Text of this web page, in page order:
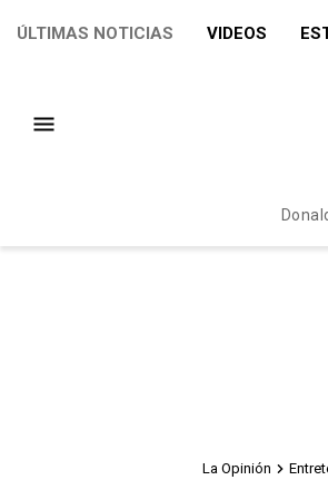
ÚLTIMAS NOTICIAS VIDEOS
La Opinión